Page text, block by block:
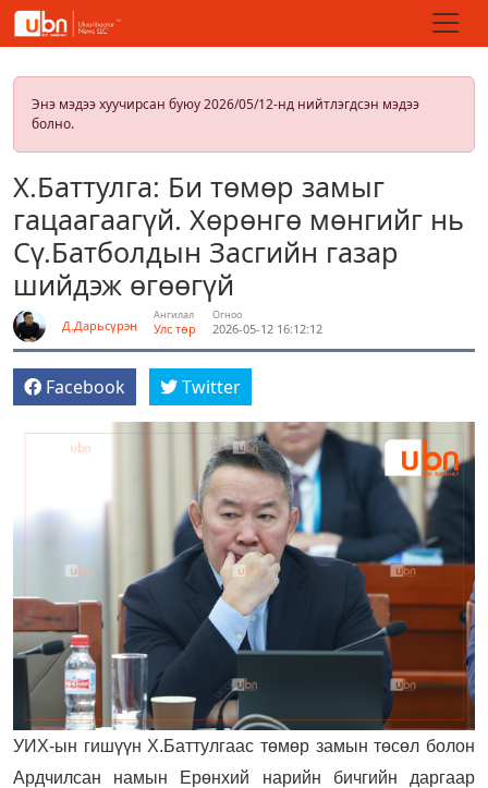
Энэ мэдээ хуучирсан буюу 2026/05/12-нд нийтлэгдсэн мэдээ
болно.
Х.Баттулга: Би төмөр замыг
гацаагаагүй. Хөрөнгө мөнгийг нь
Сү.Батболдын Засгийн газар
шийдэж өгөөгүй
Д.Дарьсүрэн
Ангилал
Улс төр
Огноо
2026-05-12 16:12:12
Facebook Twitter
УИХ-ын гишүүн Х.Баттулгаас төмөр замын төсөл болон
Ардчилсан намын Ерөнхий нарийн бичгийн даргаар